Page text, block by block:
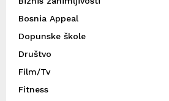
Bosnia Appeal
Dopunske škole
Društvo
Film/Tv
Fitness